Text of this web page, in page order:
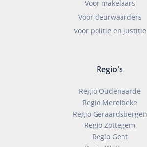
Voor makelaars
Voor deurwaarders
Voor politie en justitie
Regio's
Regio Oudenaarde
Regio Merelbeke
Regio Geraardsbergen
Regio Zottegem
Regio Gent